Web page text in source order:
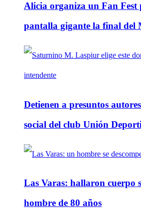
Alicia organiza un Fan Fest
pantalla gigante la final del
Detienen a presuntos
social del club Unión
Las Varas: hallaron cuerpo
hombre de 80 años